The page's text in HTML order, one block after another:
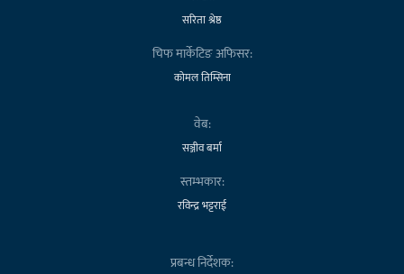
सरिता श्रेष्ठ
चिफ मार्केटिङ अफिसर:
कोमल तिम्सिना
वेब:
सञ्जीव बर्मा
स्तम्भकार:
रविन्द्र भट्टराई
प्रबन्ध निर्देशक: